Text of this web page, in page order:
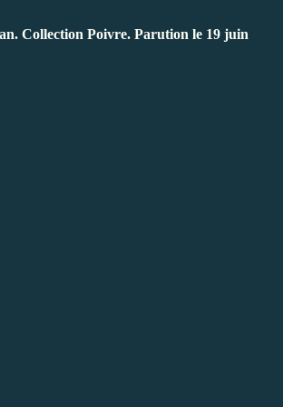
Collection Poivre. Parution le 19 juin